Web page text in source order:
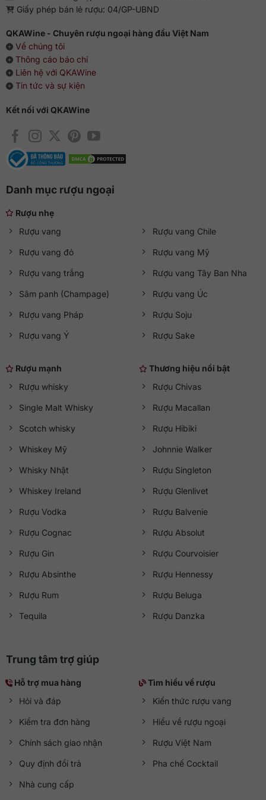
Giấy phép bán lẻ rượu: 04/GP-UBND
QKAWine - Chuyên rượu ngoại hàng đầu Việt Nam
Về chúng tôi
Thông cáo báo chí
Liên hệ với QKAWine
Tin tức và sự kiện
Kết nối với QKAWine
Danh mục rượu ngoại
Rượu nhẹ
Rượu vang
Rượu vang đỏ
Rượu vang trắng
Sâm panh (Champage)
Rượu vang Pháp
Rượu vang Ý
Rượu vang Chile
Rượu vang Mỹ
Rượu vang Tây Ban Nha
Rượu vang Úc
Rượu Soju
Rượu Sake
Rượu mạnh
Rượu whisky
Single Malt Whisky
Scotch whisky
Whiskey Mỹ
Whisky Nhật
Whiskey Ireland
Rượu Vodka
Rượu Cognac
Rượu Gin
Rượu Absinthe
Rượu Rum
Tequila
Thương hiệu nổi bật
Rượu Chivas
Rượu Macallan
Rượu Hibiki
Johnnie Walker
Rượu Singleton
Rượu Glenlivet
Rượu Balvenie
Rượu Absolut
Rượu Courvoisier
Rượu Hennessy
Rượu Beluga
Rượu Danzka
Trung tâm trợ giúp
Hỗ trợ mua hàng
Hỏi và đáp
Kiểm tra đơn hàng
Chính sách giao nhận
Quy định đổi trả
Nhà cung cấp
Tìm hiểu về rượu
Kiến thức rượu vang
Hiểu về rượu ngoại
Rượu Việt Nam
Pha chế Cocktail